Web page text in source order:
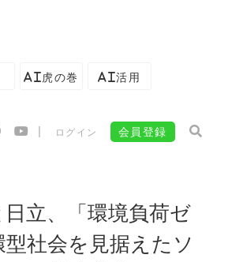
AI虎の巻 AI活用
ログイン 会員登録
立、「環境負荷ゼ
型社会を見据えたソ